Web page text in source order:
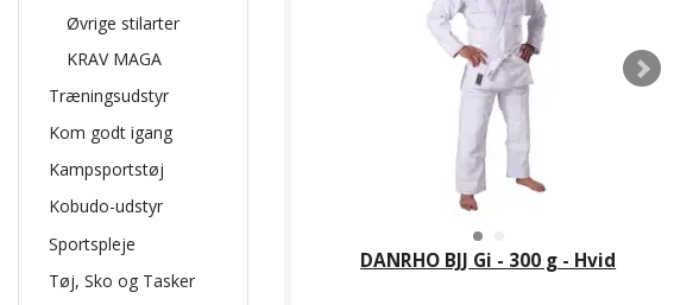
Øvrige stilarter
KRAV MAGA
Træningsudstyr
Kom godt igang
Kampsportstøj
Kobudo-udstyr
Sportspleje
Tøj, Sko og Tasker
DANRHO BJJ Gi - 300 g - Hvid